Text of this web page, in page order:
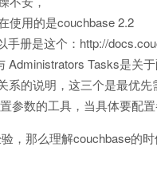
使用的是couchbase 2.2
手册是这个：http://
Administrators Tasks是关
系的说明，这三个是最优
参数的工具，当具体要配置
，那么理解couchbase的